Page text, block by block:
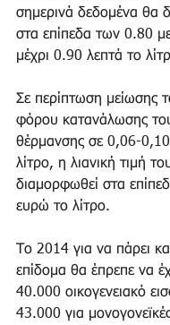
σημερινά δεδομένα θα
στα επίπεδα των 0.80
μέχρι 0.90 λεπτά το
Σε περίπτωση μείωσης
φόρου κατανάλωσης
θέρμανσης σε 0,06-
λίτρο, η λιανική τιμή
διαμορφωθεί στα
ευρώ το λίτρο.
Το 2014 για να πάρει
επίδομα θα έπρεπε να
40.000 οικογενειακό
43.000 για μονογονεϊκές